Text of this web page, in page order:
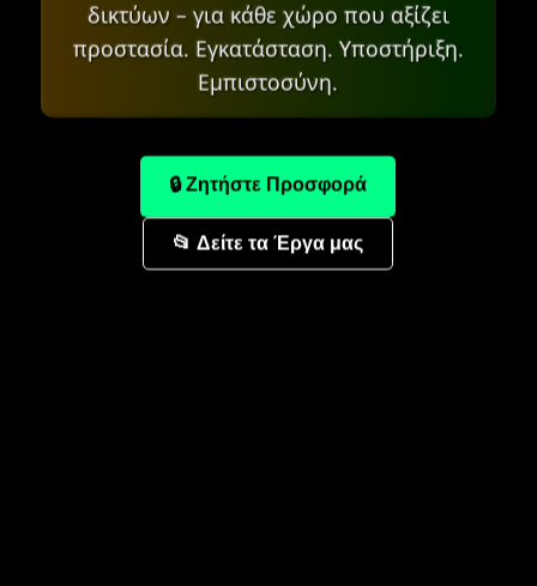
δικτύων – για κάθε χώρο που αξίζει
προστασία. Εγκατάσταση. Υποστήριξη.
Εμπιστοσύνη.
🔒 Ζητήστε Προσφορά
📂 Δείτε τα Έργα μας